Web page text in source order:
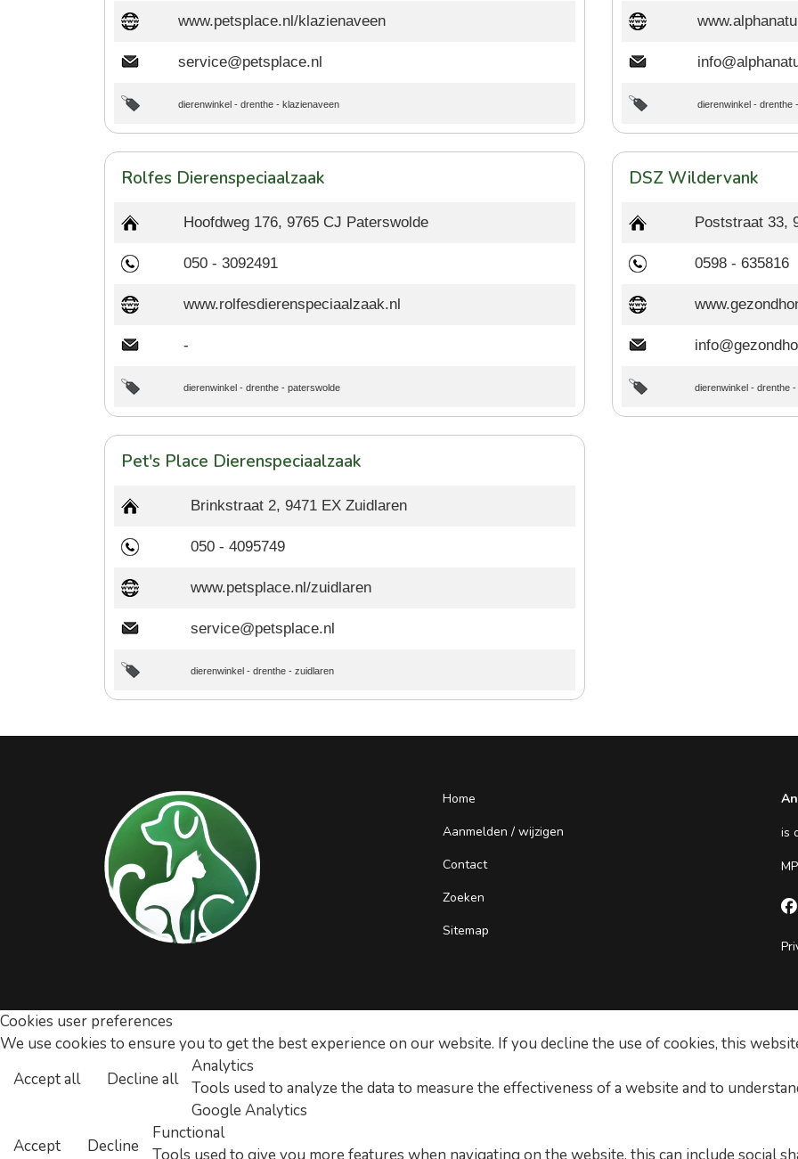
www.petsplace.nl/klazienaveen
service@petsplace.nl
dierenwinkel - drenthe - klazienaveen dierenwinkel - drenthe -
Rolfes Dierenspeciaalzaak
Hoofdweg 176, 9765 CJ Paterswolde
050 - 3092491
www.rolfesdierenspeciaalzaak.nl
-
dierenwinkel - drenthe - paterswolde
DSZ Wildervank
Poststraat 33,
0598 - 635816
dierenwinkel - drenthe -
Pet's Place Dierenspeciaalzaak
Brinkstraat 2, 9471 EX Zuidlaren
050 - 4095749
www.petsplace.nl/zuidlaren
service@petsplace.nl
dierenwinkel - drenthe - zuidlaren
Home
Aanmelden / wijzigen
Contact
Zoeken
Sitemap
is

Cookies user preferences
We use cookies to ensure you to get the best experience on our website. If you decline the use of cookies, this
Accept all
Decline all
Analytics
Tools used to analyze the data to measure the effectiveness of a website and to
Google Analytics
Accept
Decline
Functional